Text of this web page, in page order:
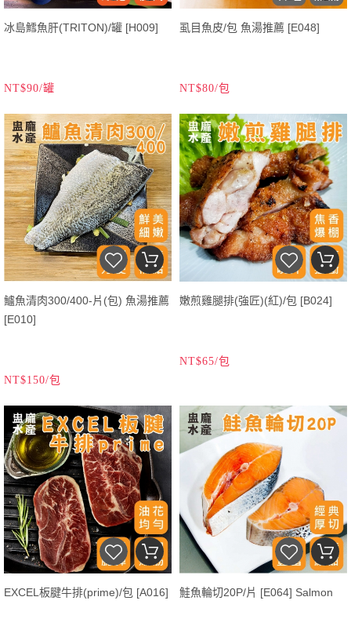
冰島鱈魚肝(TRITON)/罐 [H009]
NT$90/罐
虱目魚皮/包 魚湯推薦 [E048]
NT$80/包
鱸魚清肉300/400-片(包) 魚湯推薦
[E010]
NT$150/包
嫩煎雞腿排(強匠)(紅)/包 [B024]
NT$65/包
EXCEL板腱牛排(prime)/包 [A016] 鮭魚輪切20P/片 [E064] Salmon